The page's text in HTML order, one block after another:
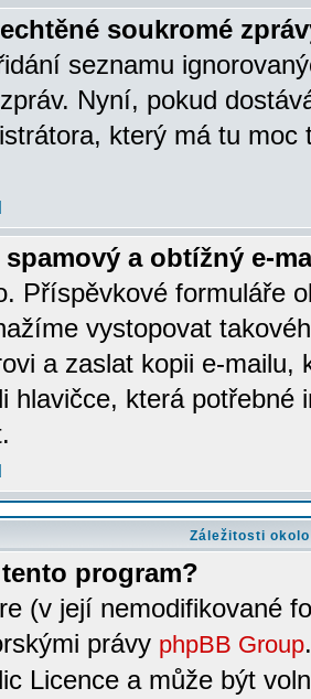
soukromé
seznamu
Nyní, pokud
který má tu
spamový a obtížný e-
Příspěvkové formuláře
vystopovat
a zaslat kopii e-mailu,
hlavičce, která potřebné
Záležitosti
program?
(v její nemodifikované
právy phpBB Group
Licence a může být